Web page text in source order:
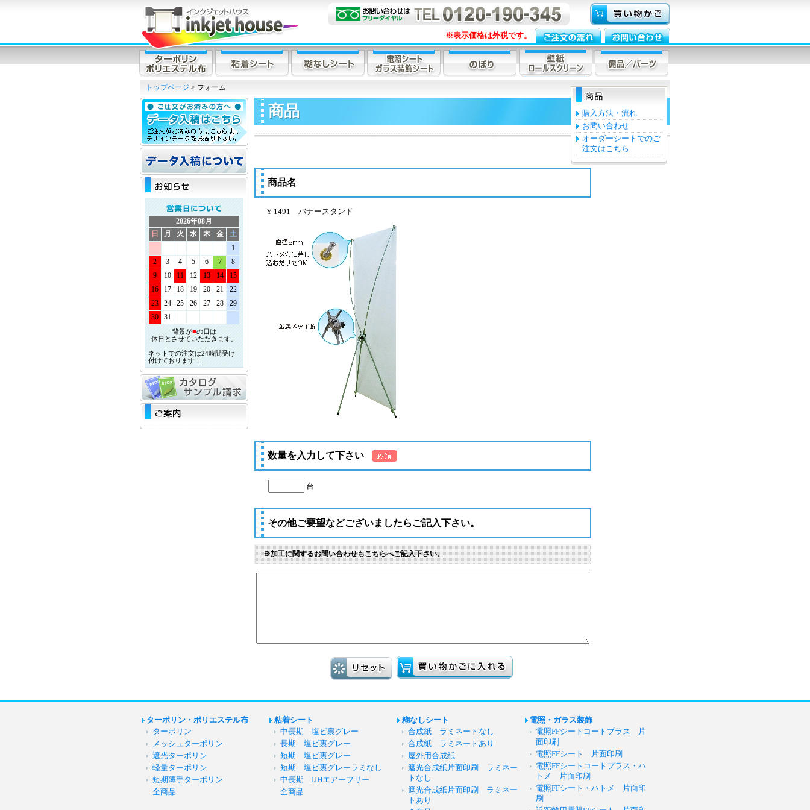
※表示価格は外税です。
トップページ > フォーム
2026年08月
日
月 火 水 木 金
土
1
2
3 4 5 6 7
8
9
10 11 12 13 14
15
16
17 18 19 20 21
22
23
24 25 26 27 28
29
30
31
背景が■の日は
休日とさせていただきます。
ネットでの注文は24時間受け
付けております！
商品
購入方法・流れ
お問い合わせ
オーダーシートでのご
注文はこちら
商品名
Y-1491 バナースタンド
数量を入力して下さい
台
その他ご要望などございましたらご記入下さい。
※加工に関するお問い合わせもこちらへご記入下さい。
ターポリン・ポリエステル布
ターポリン
メッシュターポリン
遮光ターポリン
軽量ターポリン
短期薄手ターポリン
全商品
粘着シート
中長期 塩ビ裏グレー
長期 塩ビ裏グレー
短期 塩ビ裏グレー
短期 塩ビ裏グレーラミなし
中長期 IJHエアーフリー
全商品
糊なしシート
合成紙 ラミネートなし
合成紙 ラミネートあり
屋外用合成紙
遮光合成紙片面印刷 ラミネー
トなし
遮光合成紙片面印刷 ラミネー
トあり
電照・ガラス装飾
電照FFシートコートプラス 片
面印刷
電照FFシート 片面印刷
電照FFシートコートプラス・ハ
トメ 片面印刷
電照FFシート・ハトメ 片面印
刷